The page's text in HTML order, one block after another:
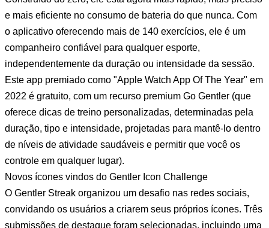
e mais eficiente no consumo de bateria do que nunca. Com
o aplicativo oferecendo mais de 140 exercícios, ele é um
companheiro confiável para qualquer esporte,
independentemente da duração ou intensidade da sessão.
Este app premiado como "Apple Watch App Of The Year" em
2022 é gratuito, com um recurso premium Go Gentler (que
oferece dicas de treino personalizadas, determinadas pela
duração, tipo e intensidade, projetadas para mantê-lo dentro
de níveis de atividade saudáveis e permitir que você os
controle em qualquer lugar).
Novos ícones vindos do Gentler Icon Challenge
O Gentler Streak organizou um desafio nas redes sociais,
convidando os usuários a criarem seus próprios ícones. Três
submissões de destaque foram selecionadas, incluindo uma